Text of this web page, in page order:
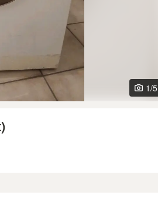
1/5